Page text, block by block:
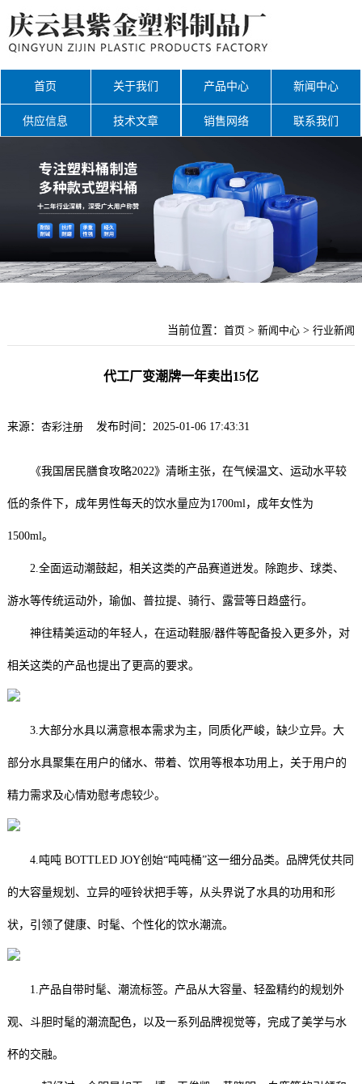
首页 关于我们 产品中心 新闻中心
供应信息 技术文章 销售网络 联系我们
当前位置：首页 >新闻中心 >行业新闻
代工厂变潮牌一年卖出15亿
来源： 杏彩注册发布时间：2025-01-06 17:43:31
《我国居民膳食攻略2022》清晰主张，在气候温文、运动水平较
低的条件下，成年男性每天的饮水量应为1700ml，成年女性为
1500ml。
2.全面运动潮鼓起，相关这类的产品赛道迸发。除跑步、球类、
游水等传统运动外，瑜伽、普拉提、骑行、露营等日趋盛行。
神往精美运动的年轻人，在运动鞋服/器件等配备投入更多外，对
相关这类的产品也提出了更高的要求。
3.大部分水具以满意根本需求为主，同质化严峻，缺少立异。大
部分水具聚集在用户的储水、带着、饮用等根本功用上，关于用户的
精力需求及心情劝慰考虑较少。
4.吨吨 BOTTLED JOY创始“吨吨桶”这一细分品类。品牌凭仗共同
的大容量规划、立异的哑铃状把手等，从头界说了水具的功用和形
状，引领了健康、时髦、个性化的饮水潮流。
1.产品自带时髦、潮流标签。产品从大容量、轻盈精约的规划外
观、斗胆时髦的潮流配色，以及一系列品牌视觉等，完成了美学与水
杯的交融。